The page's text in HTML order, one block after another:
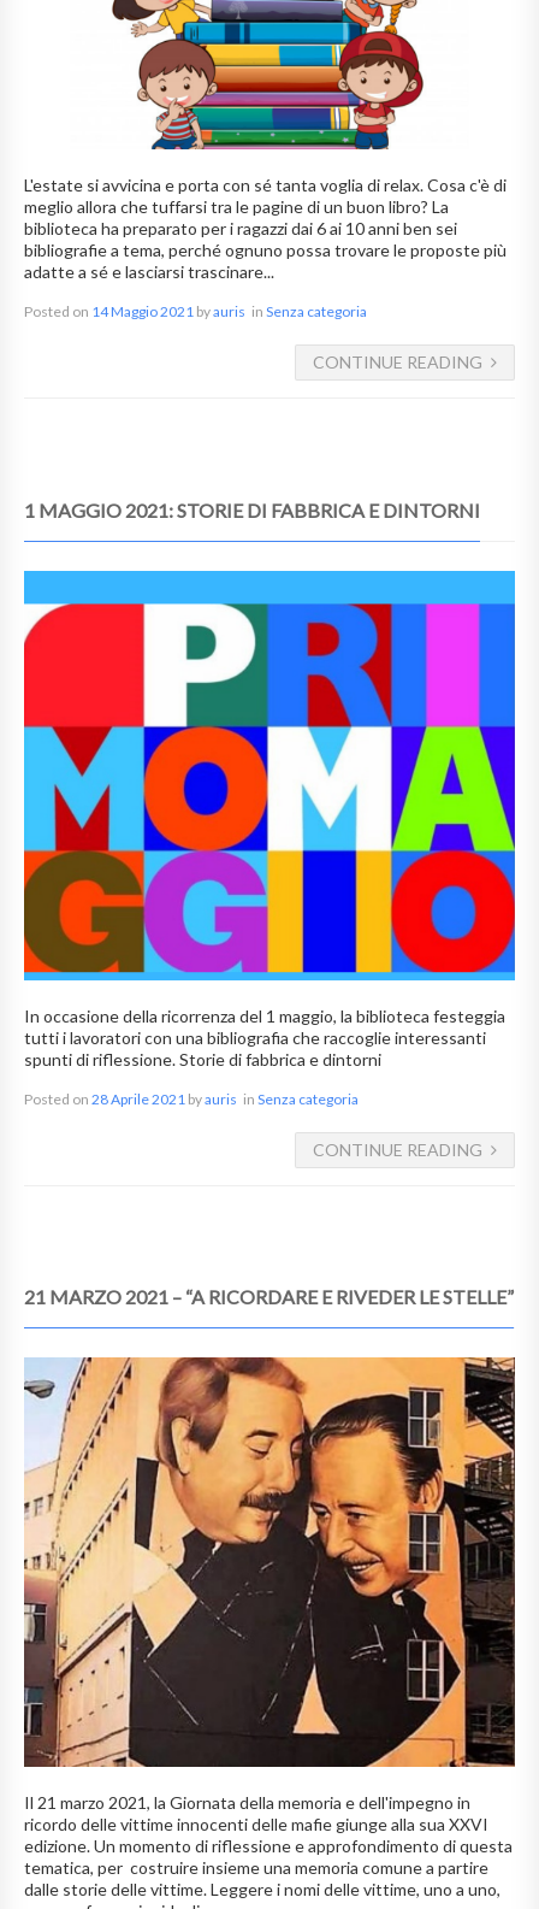
L'estate si avvicina e porta con sé tanta voglia di relax. Cosa c'è di
meglio allora che tuffarsi tra le pagine di un buon libro? La
biblioteca ha preparato per i ragazzi dai 6 ai 10 anni ben sei
bibliografie a tema, perché ognuno possa trovare le proposte più
adatte a sé e lasciarsi trascinare...
Posted on 14 Maggio 2021 byauris in Senza categoria
CONTINUE READING
1 MAGGIO 2021: STORIE DI FABBRICA E DINTORNI
In occasione della ricorrenza del 1 maggio, la biblioteca festeggia
tutti i lavoratori con una bibliografia che raccoglie interessanti
spunti di riflessione. Storie di fabbrica e dintorni
Posted on 28 Aprile 2021 byauris in Senza categoria
CONTINUE READING
21 MARZO 2021 – “A RICORDARE E RIVEDER LE STELLE”
Il 21 marzo 2021, la Giornata della memoria e dell'impegno in
ricordo delle vittime innocenti delle mafie giunge alla sua XXVI
edizione. Un momento di riflessione e approfondimento di questa
tematica, per costruire insieme una memoria comune a partire
dalle storie delle vittime. Leggere i nomi delle vittime, uno a uno,